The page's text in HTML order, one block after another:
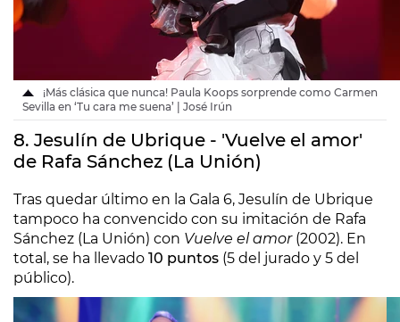
¡Más clásica que nunca! Paula Koops sorprende como Carmen
Sevilla en ‘Tu cara me suena’ | José Irún
8. Jesulín de Ubrique - 'Vuelve el amor'
de Rafa Sánchez (La Unión)
Tras quedar último en la Gala 6, Jesulín de Ubrique
tampoco ha convencido con su imitación de Rafa
Sánchez (La Unión) con Vuelve el amor(2002). En
total, se ha llevado 10 puntos (5 del jurado y 5 del
público).